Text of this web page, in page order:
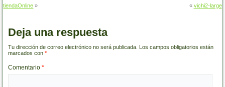
tiendaOnline » « vichi2-large
Deja una respuesta
Tu dirección de correo electrónico no será publicada. Los campos obligatorios están
marcados con*
Comentario*